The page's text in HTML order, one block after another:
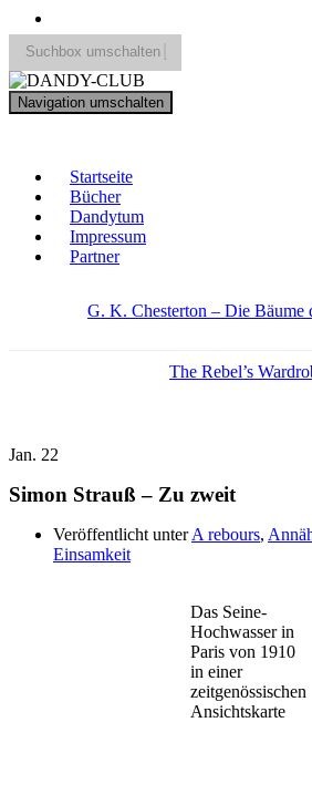
Suchbox umschalten
Search
for:
Navigation umschalten
Startseite
Bücher
Dandytum
Impressum
Partner
G. K. Chesterton – Die Bäume
The Rebel’s
Jan. 22
Simon Strauß – Zu zweit
Veröffentlicht unterA rebours,
Einsamkeit
Das Seine-
Hochwasser in
Paris von 1910
in einer
zeitgenössischen
Ansichtskarte